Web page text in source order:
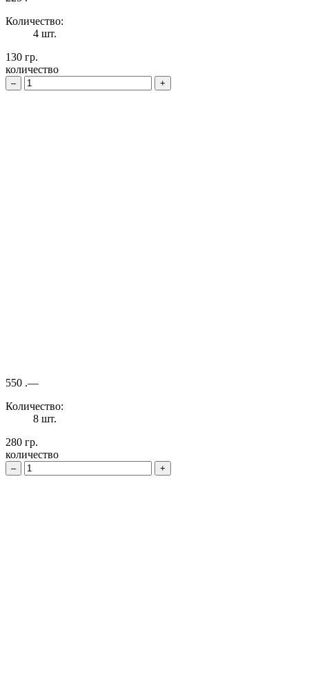
Количество:
4 шт.
130 гр.
количество
– +
550 .—
Количество:
8 шт.
280 гр.
количество
– +